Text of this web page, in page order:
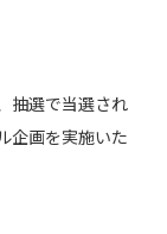
抽選で当選され
企画を実施いた